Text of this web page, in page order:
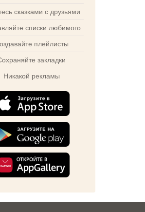
сказками с друзьями
списки любимого
плейлисты
закладки
Никакой рекламы